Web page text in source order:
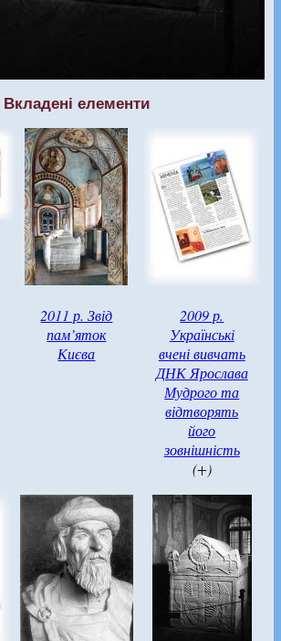
Вкладені елементи
2011 р. Звід
пам’яток
Києва
2009 р.
Українські
вчені вивчать
ДНК Ярослава
Мудрого та
відтворять
його
зовнішність
(+)